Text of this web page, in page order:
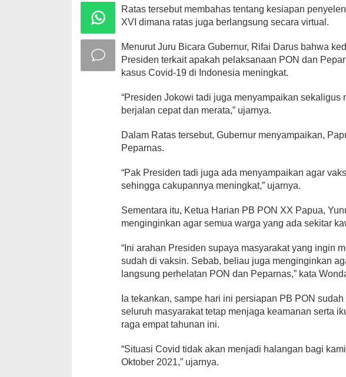
Ratas tersebut membahas tentang kesiapan
XVI dimana ratas juga berlangsung secara virtual.
Menurut Juru Bicara Gubernur, Rifai Darus bahwa
Presiden terkait apakah pelaksanaan PON dan
kasus Covid-19 di Indonesia meningkat.
“Presiden Jokowi tadi juga menyampaikan
berjalan cepat dan merata,” ujarnya.
Dalam Ratas tersebut, Gubernur menyampaikan,
Peparnas.
“Pak Presiden tadi juga ada menyampaikan agar
sehingga cakupannya meningkat,” ujarnya.
Sementara itu, Ketua Harian PB PON XX Papua,
menginginkan agar semua warga yang ada sekitar
“Ini arahan Presiden supaya masyarakat yang ingin
sudah di vaksin. Sebab, beliau juga menginginkan
langsung perhelatan PON dan Peparnas,” kata
Ia tekankan, sampe hari ini persiapan PB PON
seluruh masyarakat tetap menjaga keamanan serta
raga empat tahunan ini.
“Situasi Covid tidak akan menjadi halangan bagi
Oktober 2021,” ujarnya.